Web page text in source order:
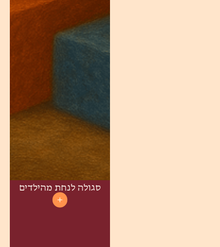
סגולה לנחת מהילדים